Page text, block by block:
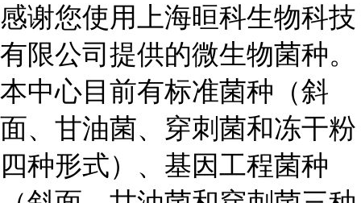
感谢您使用上海晅科生物科技
有限公司提供的微生物菌种。
本中心目前有标准菌种（斜
面、甘油菌、穿刺菌和冻干粉
四种形式）、基因工程菌种